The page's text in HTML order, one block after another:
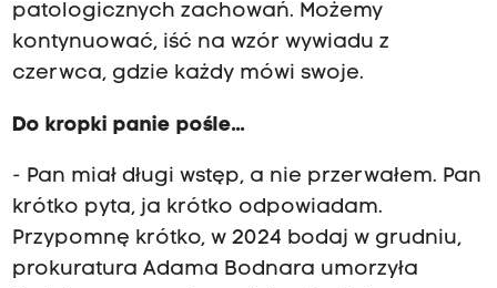
patologicznych zachowań. Możemy
kontynuować, iść na wzór wywiadu z
czerwca, gdzie każdy mówi swoje.
Do kropki panie pośle...
- Pan miał długi wstęp, a nie przerwałem. Pan
krótko pyta, ja krótko odpowiadam.
Przypomnę krótko, w 2024 bodaj w grudniu,
prokuratura Adama Bodnara umorzyła